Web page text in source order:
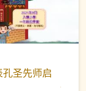
圣先师启